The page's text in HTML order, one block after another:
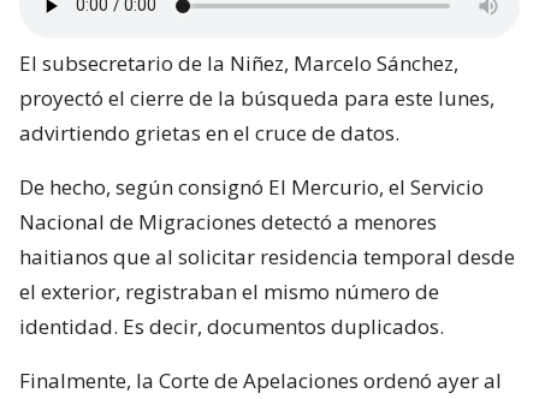
El subsecretario de la Niñez, Marcelo Sánchez,
proyectó el cierre de la búsqueda para este lunes,
advirtiendo grietas en el cruce de datos.
De hecho, según consignó El Mercurio, el Servicio
Nacional de Migraciones detectó a menores
haitianos que al solicitar residencia temporal desde
el exterior, registraban el mismo número de
identidad. Es decir, documentos duplicados.
Finalmente, la Corte de Apelaciones ordenó ayer al